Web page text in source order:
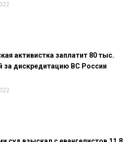
активистка заплатит 80 тыс.
за дискредитацию ВС России